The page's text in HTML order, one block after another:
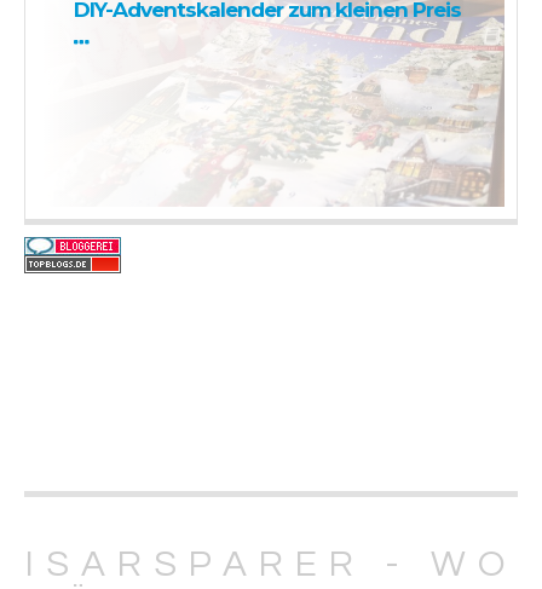
DIY-Adventskalender zum kleinen Preis
ISARSPARER - WO